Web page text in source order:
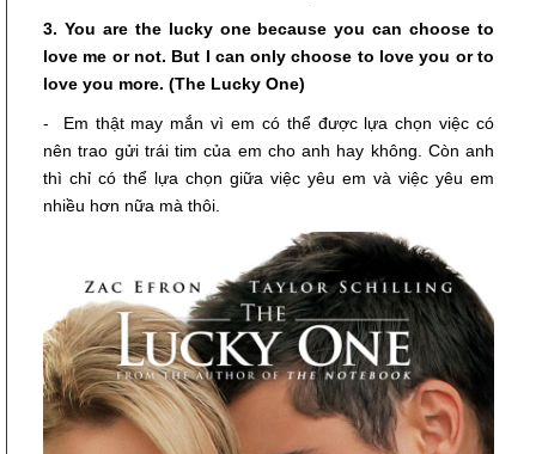
3. You are the lucky one because you can choose to
love me or not. But I can only choose to love you or to
love you more. (The Lucky One)
- Em thật may mắn vì em có thể được lựa chọn việc có
nên trao gửi trái tim của em cho anh hay không. Còn anh
thì chỉ có thể lựa chọn giữa việc yêu em và việc yêu em
nhiều hơn nữa mà thôi.